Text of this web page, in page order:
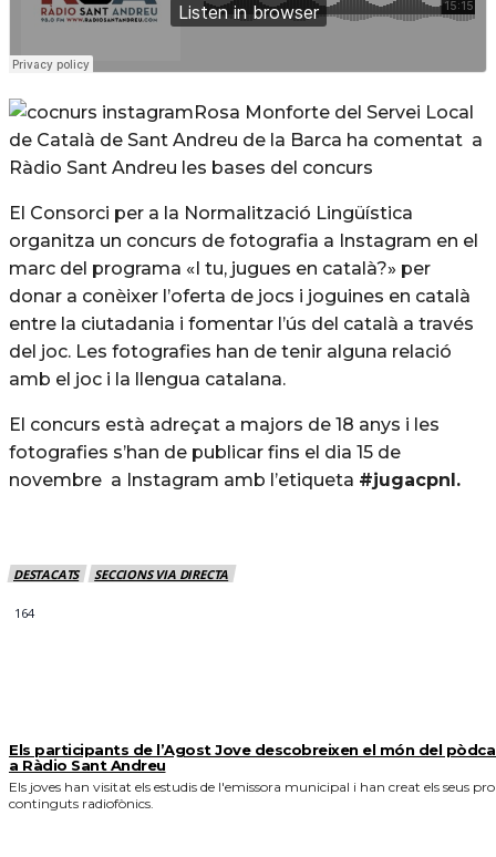
Rosa Monforte del Servei Local
de Català de Sant Andreu de la Barca ha comentat a
Ràdio Sant Andreu les bases del concurs
El Consorci per a la Normalització Lingüística
organitza un concurs de fotografia a Instagram en el
marc del programa «I tu, jugues en català?» per
donar a conèixer l’oferta de jocs i joguines en català
entre la ciutadania i fomentar l’ús del català a través
del joc. Les fotografies han de tenir alguna relació
amb el joc i la llengua catalana.
El concurs està adreçat a majors de 18 anys i les
fotografies s’han de publicar fins el dia 15 de
novembre a Instagram amb l’etiqueta #jugacpnl.
DESTACATS SECCIONS VIA DIRECTA
164
Els participants de l’Agost Jove descobreixen el món del
a Ràdio Sant Andreu
Els joves han visitat els estudis de l'emissora municipal i han creat els seus
continguts radiofònics.